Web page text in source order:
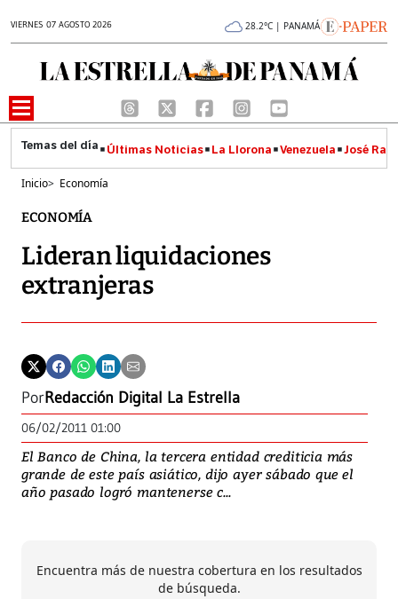
VIERNES 07 AGOSTO 2026 28.2°C | PANAMÁ
Últimas Noticias La Llorona Venezuela José
Inicio> Economía
ECONOMÍA
Lideran liquidaciones
extranjeras
PorRedacción Digital La Estrella
06/02/2011 01:00
El Banco de China, la tercera entidad crediticia más
grande de este país asiático, dijo ayer sábado que el
año pasado logró mantenerse c...
Encuentra más de nuestra cobertura en los resultados
de búsqueda.